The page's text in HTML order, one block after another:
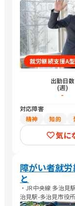
就労継続支援A型
出勤日数
(週)
-
対応障害
精神
知的
気に
障がい者就
と
・JR中央線 多治見
治見駅-多治見市役